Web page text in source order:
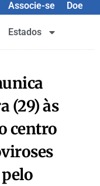
Associe-se Doe
Estados
(29) às
centro